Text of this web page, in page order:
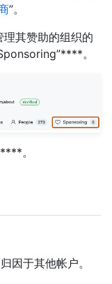
”。
其赞助的组织的
。
。
因于其他帐户。